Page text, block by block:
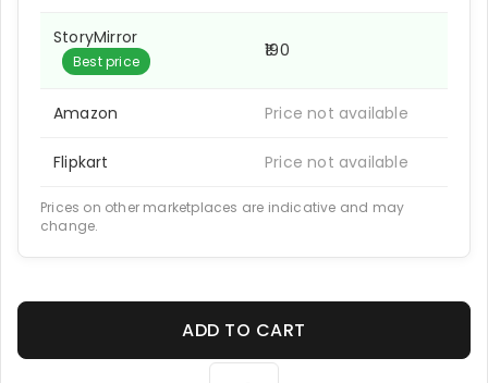
StoryMirror
Best price
₹190
Amazon Price not available
Flipkart Price not available
Prices on other marketplaces are indicative and may
change.
ADD TO CART